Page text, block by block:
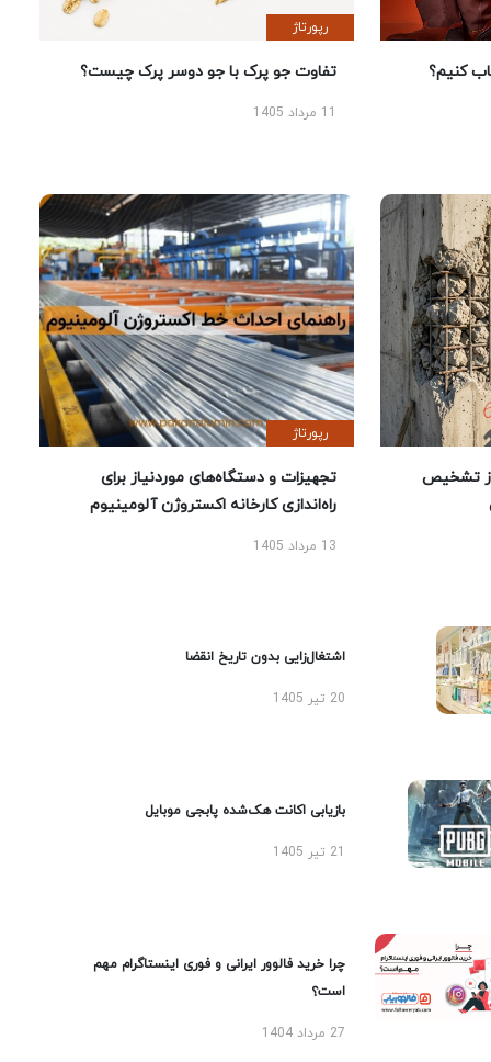
کنیم؟
رپورتاژ
تفاوت جو پرک با جو دوسر پرک چیست؟
تشخیص
رپورتاژ
تجهیزات و دستگاه‌های موردنیاز برای
راه‌اندازی کارخانه اکستروژن آلومینیوم
13 مرداد 1405
اشتغال‌زایی بدون تاریخ انقضا
20 تیر 1405
بازیابی اکانت هک‌شده پابجی موبایل
چرا خرید فالوور ایرانی و فوری اینستاگرام مهم
است؟
27 مرداد 1404